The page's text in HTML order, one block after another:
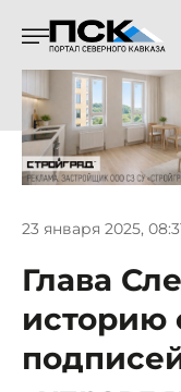
23 января 2025,
Глава
историю